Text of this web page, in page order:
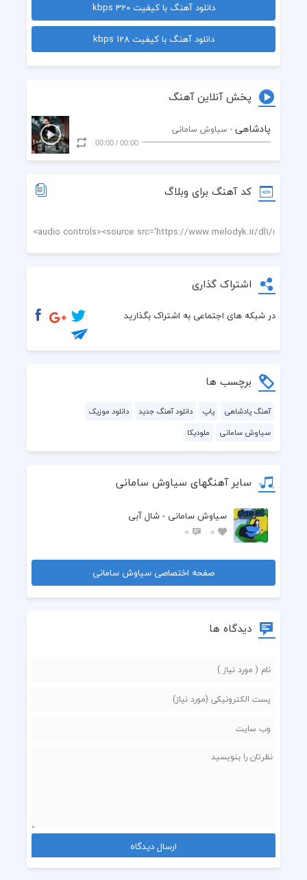
یه جفت چش ندیدم به بادم بده
همه گریه رو یاد چشمام میدن
کسی نیس که لبخندُ یادم بده
کسی نیس که هر وقت به هم ریختم
پریشونیام‌و مرتب کنه...
میگم با خودم روزی صد مرتبه
بخوام توو دلش پادشاهی کنم
دانلود آهنگ با کیفیت 320 kbps
دانلود آهنگ با کیفیت 128 kbps
پخش آنلاین آهنگ
پادشاهی - سیاوش سامانی
00:00
/
00:00
کد آهنگ برای وبلاگ
اشتراک گذاری
در شبکه های اجتماعی به اشتراک بگذارید
برچسب ها
آهنگ پادشاهی پاپ دانلود آهنگ جدید
دانلود موزیک
سیاوش سامانی
ملودیکا
سایر آهنگهای سیاوش سامانی
سیاوش سامانی - شال آبی
0
0
صفحه اختصاصی سیاوش سامانی
دیدگاه ها